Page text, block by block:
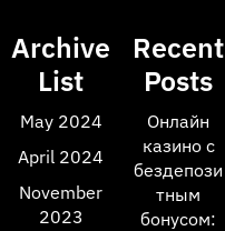
Archive
List
May 2024
April 2024
November
2023
Recent
Posts
Онлайн
казино с
бездепози
тным
бонусом: